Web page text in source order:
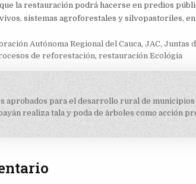
la restauración podrá hacerse en predios
sistemas agroforestales y silvopastoriles,
Autónoma Regional del Cauca,JAC,Juntas
de reforestación,restauración Ecológia
aprobados para el desarrollo rural de municipios
realiza tala y poda de árboles como acción